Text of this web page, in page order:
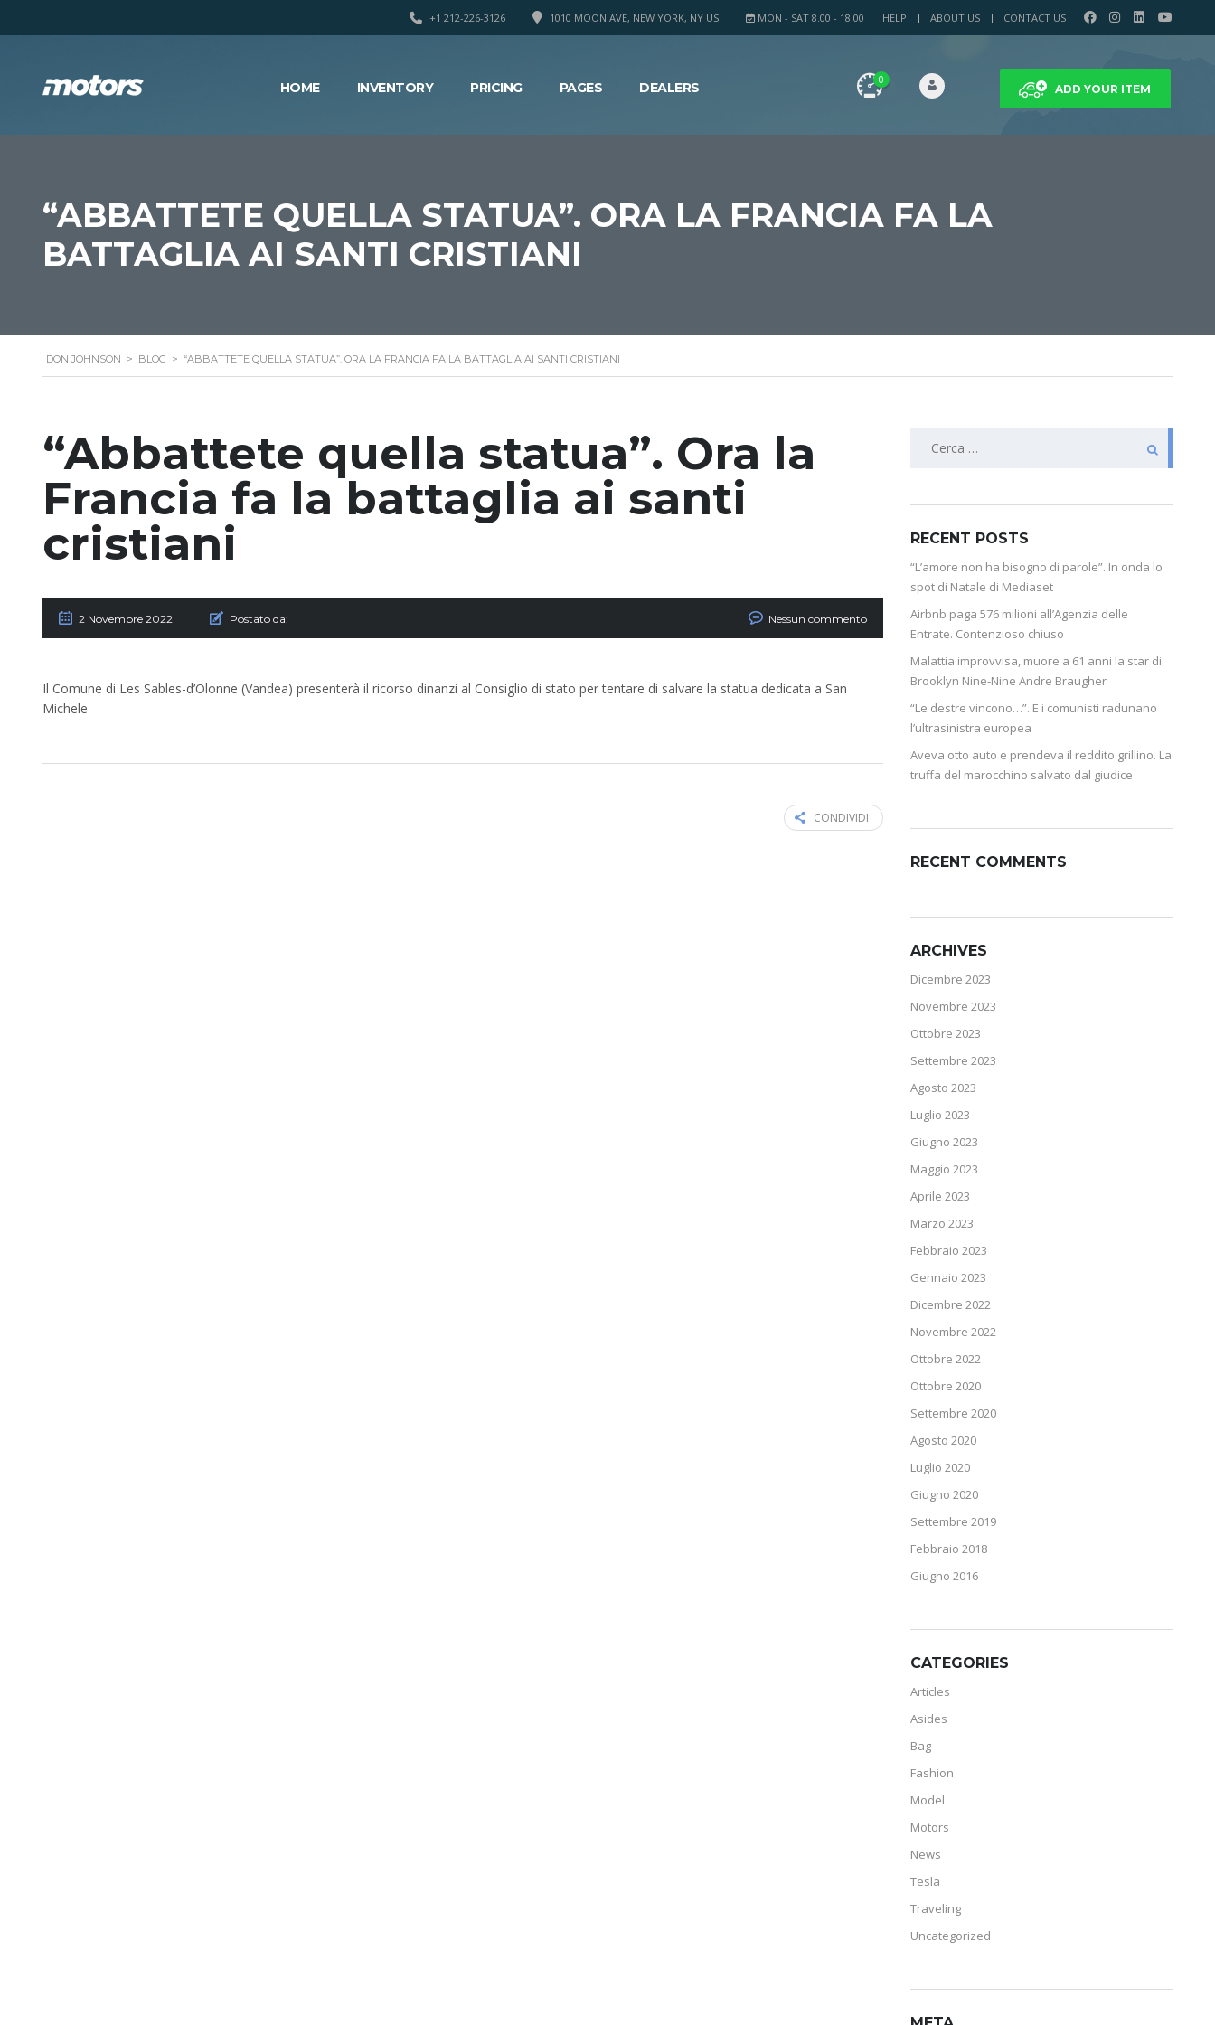
HELP ABOUT US CONTACT US
MON - SAT 8.00 - 18.00
1010 MOON AVE, NEW YORK, NY US
+1 212-226-3126
ADD YOUR ITEM
0
HOME INVENTORY PRICING PAGES DEALERS
“ABBATTETE QUELLA STATUA”. ORA LA FRANCIA FA LA
BATTAGLIA AI SANTI CRISTIANI
DON JOHNSON > BLOG > “ABBATTETE QUELLA STATUA”. ORA LA FRANCIA FA LA BATTAGLIA AI SANTI CRISTIANI
“Abbattete quella statua”. Ora la
Francia fa la battaglia ai santi
cristiani
2 Novembre 2022 Postato da: Nessun commento
Il Comune di Les Sables-d’Olonne (Vandea) presenterà il ricorso dinanzi al Consiglio di stato per tentare di salvare la statua dedicata a San
Michele
CONDIVIDI
RECENT POSTS
“L’amore non ha bisogno di parole”. In onda lo
spot di Natale di Mediaset
Airbnb paga 576 milioni all’Agenzia delle
Entrate. Contenzioso chiuso
Malattia improvvisa, muore a 61 anni la star di
Brooklyn Nine-Nine Andre Braugher
“Le destre vincono…”. E i comunisti radunano
l’ultrasinistra europea
Aveva otto auto e prendeva il reddito grillino. La
truffa del marocchino salvato dal giudice
RECENT COMMENTS
ARCHIVES
Dicembre 2023
Novembre 2023
Ottobre 2023
Settembre 2023
Agosto 2023
Luglio 2023
Giugno 2023
Maggio 2023
Aprile 2023
Marzo 2023
Febbraio 2023
Gennaio 2023
Dicembre 2022
Novembre 2022
Ottobre 2022
Ottobre 2020
Settembre 2020
Agosto 2020
Luglio 2020
Giugno 2020
Settembre 2019
Febbraio 2018
Giugno 2016
CATEGORIES
Articles
Asides
Bag
Fashion
Model
Motors
News
Tesla
Traveling
Uncategorized